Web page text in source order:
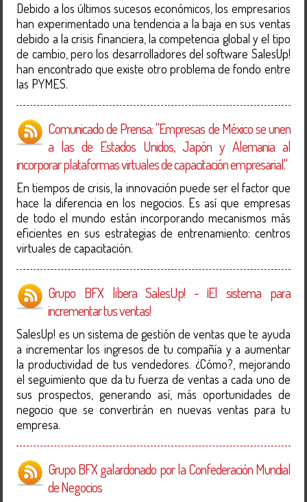
Debido a los últimos sucesos económicos, los empresarios
han experimentado una tendencia a la baja en sus ventas
debido a la crisis financiera, la competencia global y el tipo
de cambio, pero los desarrolladores del software SalesUp!
han encontrado que existe otro problema de fondo entre
las PYMES.
Comunicado de Prensa: "Empresas de México se unen
a las de Estados Unidos, Japón y Alemania al
incorporar plataformas virtuales de capacitación empresarial."
En tiempos de crisis, la innovación puede ser el factor que
hace la diferencia en los negocios. Es así que empresas
de todo el mundo están incorporando mecanismos más
eficientes en sus estrategias de entrenamiento: centros
virtuales de capacitación.
Grupo BFX libera SalesUp! - ¡El sistema para
incrementar tus ventas!
SalesUp! es un sistema de gestión de ventas que te ayuda
a incrementar los ingresos de tu compañía y a aumentar
la productividad de tus vendedores. ¿Cómo?, mejorando
el seguimiento que da tu fuerza de ventas a cada uno de
sus prospectos, generando así, más oportunidades de
negocio que se convertirán en nuevas ventas para tu
empresa.
Grupo BFX galardonado por la Confederación Mundial
de Negocios